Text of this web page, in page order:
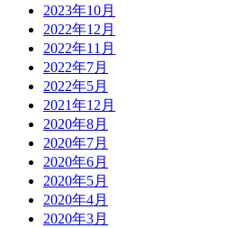
2023年10月
2022年12月
2022年11月
2022年7月
2022年5月
2021年12月
2020年8月
2020年7月
2020年6月
2020年5月
2020年4月
2020年3月